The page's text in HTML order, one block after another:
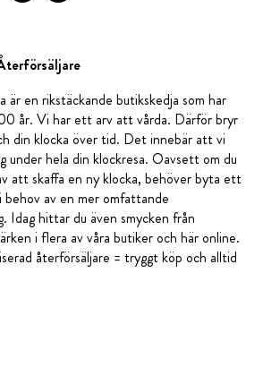
är en rikstäckande butikskedja som har
år. Vi har ett arv att vårda. Därför bryr
din klocka över tid. Det innebär att vi
under hela din klockresa. Oavsett om du
att skaffa en ny klocka, behöver byta ett
av en mer omfattande
Idag hittar du även smycken från
i flera av våra butiker och här online.
återförsäljare = tryggt köp och alltid